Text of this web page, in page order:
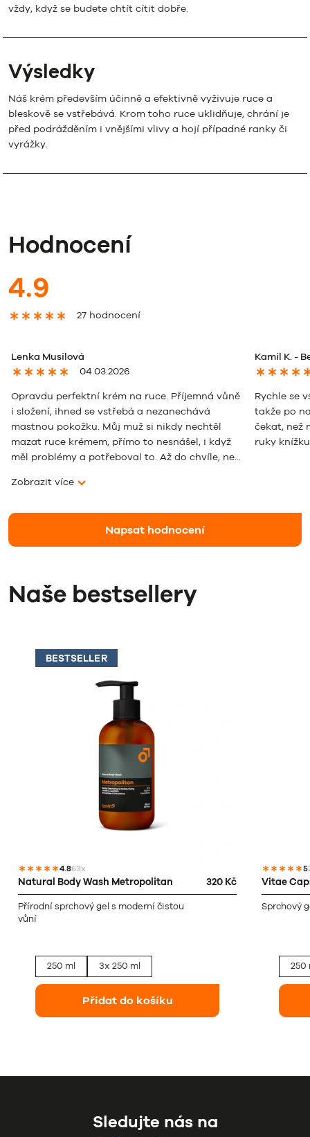
vždy, když se budete chtít cítit dobře.
Výsledky
Náš krém především účinně a efektivně vyživuje ruce a
bleskově se vstřebává. Krom toho ruce uklidňuje, chrání je
před podrážděním i vnějšími vlivy a hojí případné ranky či
vyrážky.
Hodnocení
4.9
27 hodnocení
Lenka Musilová
04.03.2026
Opravdu perfektní krém na ruce. Příjemná vůně
i složení, ihned se vstřebá a nezanechává
mastnou pokožku. Můj muž si nikdy nechtěl
mazat ruce krémem, přímo to nesnášel, i když
měl problémy a potřeboval to. Až do chvíle, než
Zobrazit více
Kamil K. -
Rychle se
takže po
čekat, než
ruky
Napsat hodnocení
Naše bestsellery
BESTSELLER
4.863x
Natural Body Wash Metropolitan 320 Kč
Přírodní sprchový gel s moderní čistou
vůní
250 ml 3x 250 ml
Přidat do košíku
5
Vitae
Sprchový
250
Sledujte nás na